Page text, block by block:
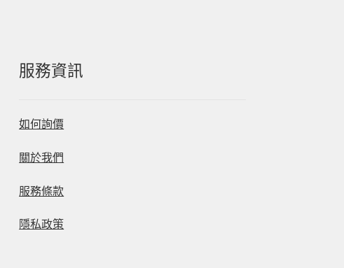
服務資訊
如何詢價
關於我們
服務條款
隱私政策